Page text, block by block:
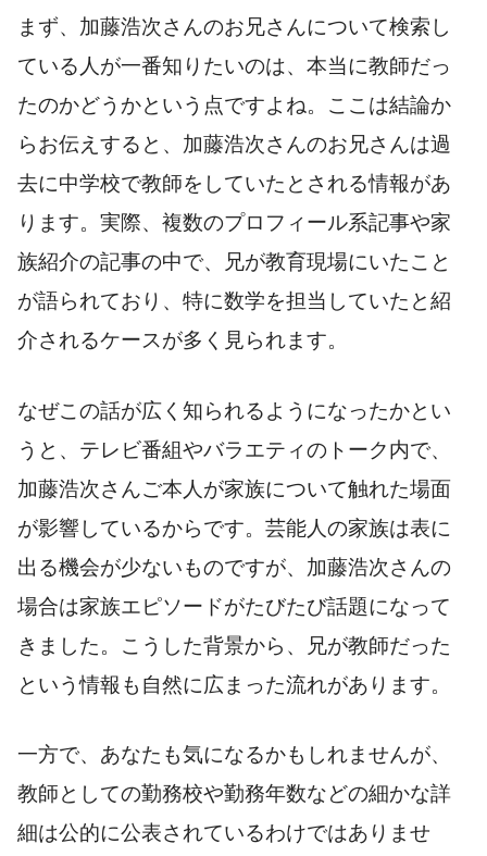
まず、加藤浩次さんのお兄さんについて検索し
ている人が一番知りたいのは、本当に教師だっ
たのかどうかという点ですよね。ここは結論か
らお伝えすると、加藤浩次さんのお兄さんは過
去に中学校で教師をしていたとされる情報があ
ります。実際、複数のプロフィール系記事や家
族紹介の記事の中で、兄が教育現場にいたこと
が語られており、特に数学を担当していたと紹
介されるケースが多く見られます。
なぜこの話が広く知られるようになったかとい
うと、テレビ番組やバラエティのトーク内で、
加藤浩次さんご本人が家族について触れた場面
が影響しているからです。芸能人の家族は表に
出る機会が少ないものですが、加藤浩次さんの
場合は家族エピソードがたびたび話題になって
きました。こうした背景から、兄が教師だった
という情報も自然に広まった流れがあります。
一方で、あなたも気になるかもしれませんが、
教師としての勤務校や勤務年数などの細かな詳
細は公的に公表されているわけではありませ